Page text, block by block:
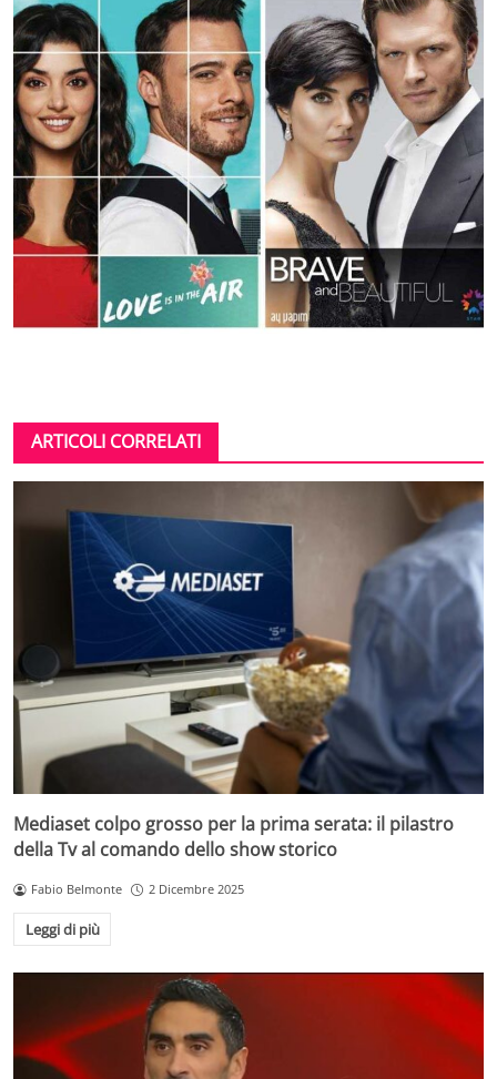
ARTICOLI CORRELATI
Mediaset colpo grosso per la prima serata: il pilastro
della Tv al comando dello show storico
Fabio Belmonte 2 Dicembre 2025
Leggi di più